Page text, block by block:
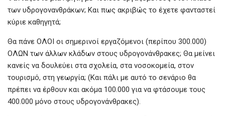
των υδρογονανθράκων; Και πως ακριβώς το έχετε φανταστεί
κύριε καθηγητά;
Θα πάνε ΟΛΟΙ οι σημερινοί εργαζόμενοι (περίπου 300.000)
ΟΛΩΝ των άλλων κλάδων στους υδρογονάνθρακες; Θα μείνει
κανείς να δουλεύει στα σχολεία, στα νοσοκομεία, στον
τουρισμό, στη γεωργία; (Και πάλι με αυτό το σενάριο θα
πρέπει να έρθουν και ακόμα 100.000 για να φτάσουμε τους
400.000 μόνο στους υδρογονάνθρακες).